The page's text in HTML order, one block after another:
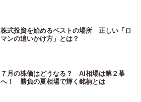
株式投資を始めるベストの場所 正しい「ロ
マンの追いかけ方」とは？
７月の株価はどうなる？ AI相場は第２幕
へ！ 勝負の夏相場で輝く銘柄とは